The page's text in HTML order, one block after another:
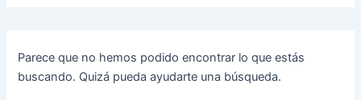
Parece que no hemos podido encontrar lo que estás
buscando. Quizá pueda ayudarte una búsqueda.